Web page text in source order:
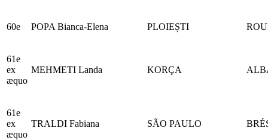
60e POPA Bianca-Elena PLOIEȘTI
61e
ex
æquo
MEHMETI Landa KORÇA
61e
ex
æquo
TRALDI Fabiana SÃO PAULO